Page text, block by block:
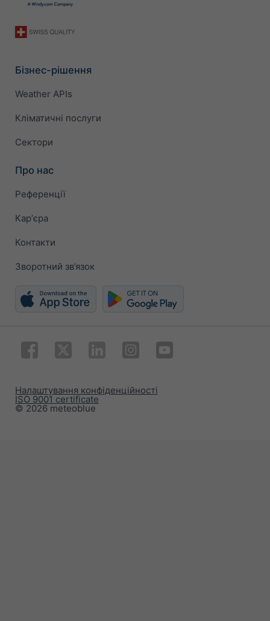
Бізнес-рішення
Weather APIs
Кліматичні послуги
Сектори
Про нас
Референції
Карʼєра
Контакти
Зворотний зв’язок
© 2026 meteoblue
ISO 9001 certificate
Налаштування конфіденційності